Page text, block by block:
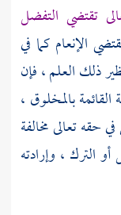
تقتضي التفضل
الإنعام كما في
ذلك العلم ، فإن
بالمخلوق ،
حقه تعالى مخالفة
الترك ، وإرادته